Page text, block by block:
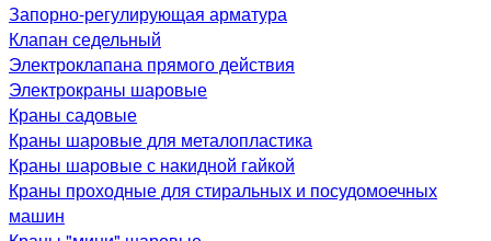
Запорно-регулирующая арматура
Клапан седельный
Электроклапана прямого действия
Электрокраны шаровые
Краны садовые
Краны шаровые для металопластика
Краны шаровые с накидной гайкой
Краны проходные для стиральных и посудомоечных
машин